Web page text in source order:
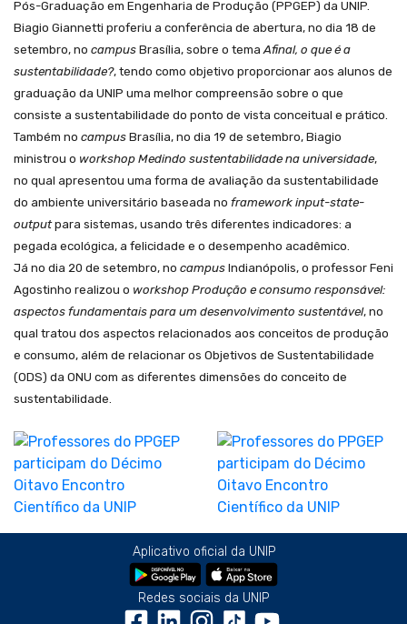
Pós-Graduação em Engenharia de Produção (PPGEP) da UNIP.
Biagio Giannetti proferiu a conferência de abertura, no dia 18 de
setembro, no campus Brasília, sobre o temaAfinal, o que é a
sustentabilidade?, tendo como objetivo proporcionar aos alunos de
graduação da UNIP uma melhor compreensão sobre o que
consiste a sustentabilidade do ponto de vista conceitual e prático.
Também no campus Brasília, no dia 19 de setembro, Biagio
ministrou o workshop Medindo sustentabilidade na universidade,
no qual apresentou uma forma de avaliação da sustentabilidade
do ambiente universitário baseada no framework input-state-
outputpara sistemas, usando três diferentes indicadores: a
pegada ecológica, a felicidade e o desempenho acadêmico.
Já no dia 20 de setembro, no campus Indianópolis, o professor Feni
Agostinho realizou o workshop Produção e consumo responsável:
aspectos fundamentais para um desenvolvimento sustentável, no
qual tratou dos aspectos relacionados aos conceitos de produção
e consumo, além de relacionar os Objetivos de Sustentabilidade
(ODS) da ONU com as diferentes dimensões do conceito de
sustentabilidade.
Aplicativo oficial da UNIP
Redes sociais da UNIP